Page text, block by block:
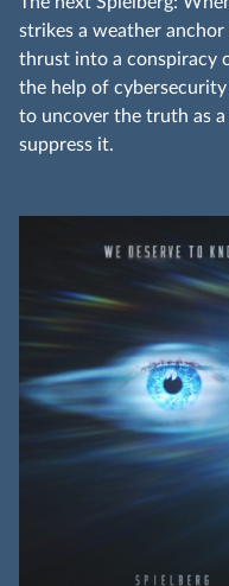
strikes a weather
thrust into a conspiracy
the help of
to uncover the truth as
suppress it.